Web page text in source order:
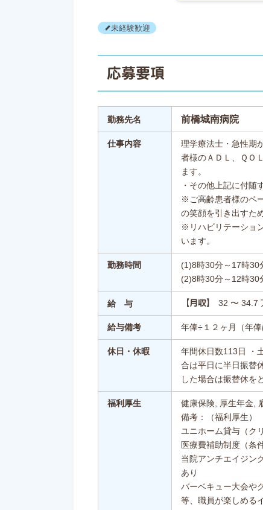
未経験歓迎
応募要項
勤務先名 前橋城南病院
仕事内容
理学療法士・急性期
者様のＡＤＬ、ＱＯ
ます。
・その他上記に付随
※ご高齢患者様のペ
の笑顔を引き出すた
※リハビリテーショ
います。
勤務時間
(1)8時30分～17時30
(2)8時30分～12時30
給 与 【月収】 32 〜 34.7
給与備考 年俸÷１２ヶ月（年俸
休日・休暇
年間休日数113日 ・
合は平日に半日振
した場合は振替休を
福利厚生
健康保険, 厚生年金,
備考：（福利厚生）
ユニホーム貸与（ク
医療費補助制度（条
当院アンチエイジン
あり
バーベキュー大会や
等、職員が楽しめる